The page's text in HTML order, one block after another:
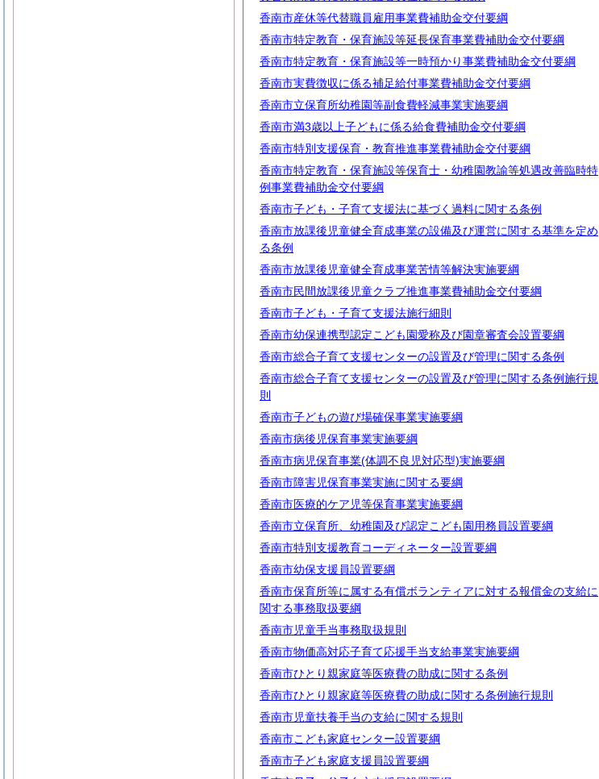
香南市産休等代替職員雇用事業費補助金交付要綱
香南市特定教育・保育施設等延長保育事業費補助金交付要綱
香南市特定教育・保育施設等一時預かり事業費補助金交付要綱
香南市実費徴収に係る補足給付事業費補助金交付要綱
香南市立保育所幼稚園等副食費軽減事業実施要綱
香南市満3歳以上子どもに係る給食費補助金交付要綱
香南市特別支援保育・教育推進事業費補助金交付要綱
香南市特定教育・保育施設等保育士・幼稚園教諭等処遇改善臨時特
例事業費補助金交付要綱
香南市子ども・子育て支援法に基づく過料に関する条例
香南市放課後児童健全育成事業の設備及び運営に関する基準を定め
る条例
香南市放課後児童健全育成事業苦情等解決実施要綱
香南市民間放課後児童クラブ推進事業費補助金交付要綱
香南市子ども・子育て支援法施行細則
香南市幼保連携型認定こども園愛称及び園章審査会設置要綱
香南市総合子育て支援センターの設置及び管理に関する条例
香南市総合子育て支援センターの設置及び管理に関する条例施行規
則
香南市子どもの遊び場確保事業実施要綱
香南市病後児保育事業実施要綱
香南市病児保育事業(体調不良児対応型)実施要綱
香南市障害児保育事業実施に関する要綱
香南市医療的ケア児等保育事業実施要綱
香南市立保育所、幼稚園及び認定こども園用務員設置要綱
香南市特別支援教育コーディネーター設置要綱
香南市幼保支援員設置要綱
香南市保育所等に属する有償ボランティアに対する報償金の支給に
関する事務取扱要綱
香南市児童手当事務取扱規則
香南市物価高対応子育て応援手当支給事業実施要綱
香南市ひとり親家庭等医療費の助成に関する条例
香南市ひとり親家庭等医療費の助成に関する条例施行規則
香南市児童扶養手当の支給に関する規則
香南市こども家庭センター設置要綱
香南市子ども家庭支援員設置要綱